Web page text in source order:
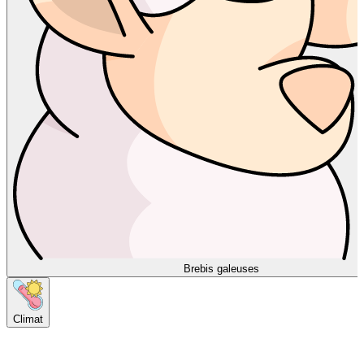
Brebis galeuses
Climat